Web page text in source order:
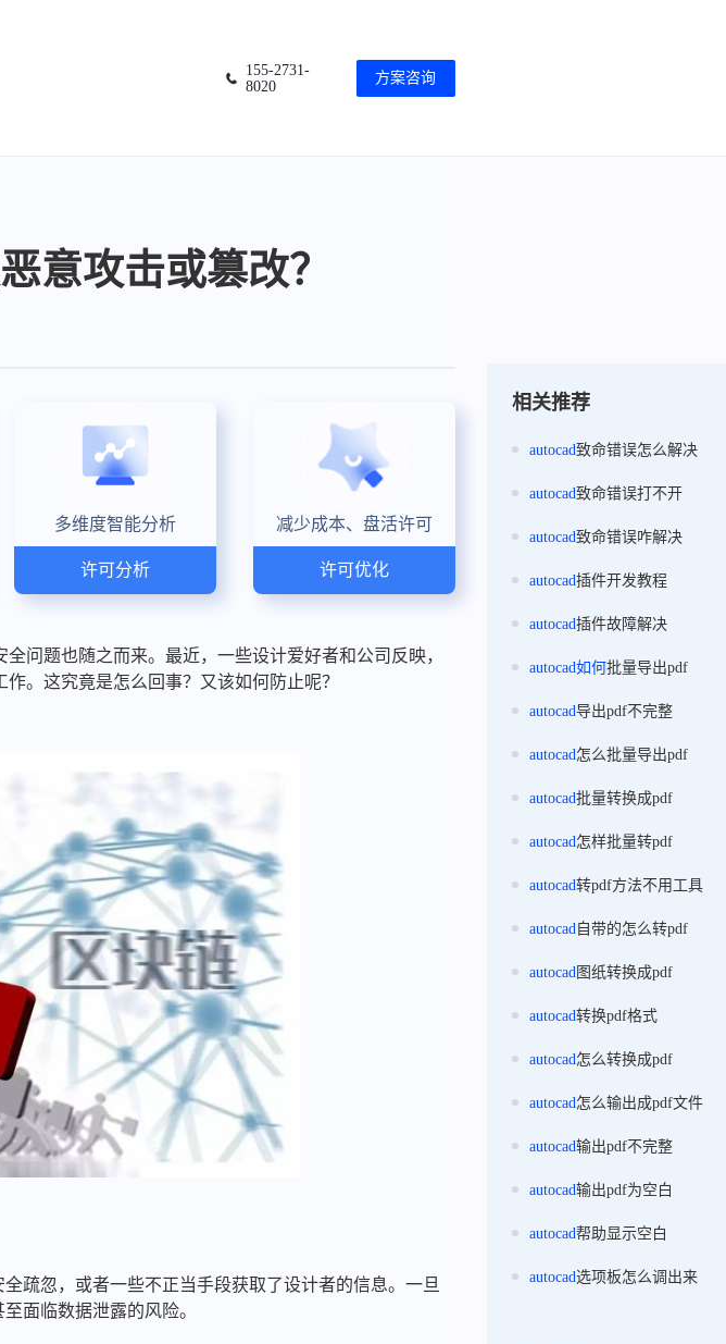
155-2731-
8020
方案咨询
意攻击或篡改？
多维度智能分析
许可分析
减少成本、盘活许可
许可优化
问题也随之而来。最近，一些设计爱好者和公司反映，
。这究竟是怎么回事？又该如何防止呢？
疏忽，或者一些不正当手段获取了设计者的信息。一旦
面临数据泄露的风险。
相关推荐
autocad致命错误怎么解决
autocad致命错误打不开
autocad致命错误咋解决
autocad插件开发教程
autocad插件故障解决
autocad如何批量导出pdf
autocad导出pdf不完整
autocad怎么批量导出pdf
autocad批量转换成pdf
autocad怎样批量转pdf
autocad转pdf方法不用工具
autocad自带的怎么转pdf
autocad图纸转换成pdf
autocad转换pdf格式
autocad怎么转换成pdf
autocad怎么输出成pdf文件
autocad输出pdf不完整
autocad输出pdf为空白
autocad帮助显示空白
autocad选项板怎么调出来